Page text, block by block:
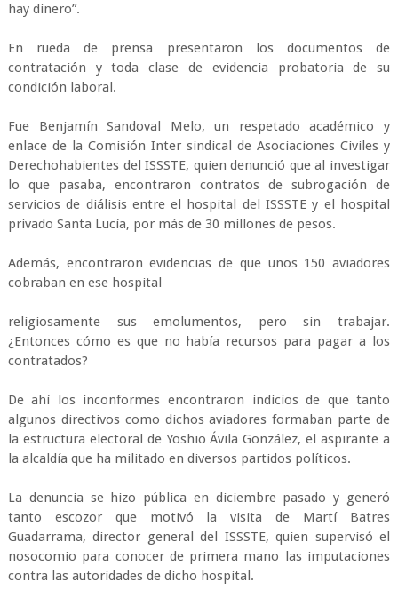
hay dinero”.
En rueda de prensa presentaron los documentos de
contratación y toda clase de evidencia probatoria de su
condición laboral.
Fue Benjamín Sandoval Melo, un respetado académico y
enlace de la Comisión Inter sindical de Asociaciones Civiles y
Derechohabientes del ISSSTE, quien denunció que al investigar
lo que pasaba, encontraron contratos de subrogación de
servicios de diálisis entre el hospital del ISSSTE y el hospital
privado Santa Lucía, por más de 30 millones de pesos.
Además, encontraron evidencias de que unos 150 aviadores
cobraban en ese hospital
religiosamente sus emolumentos, pero sin trabajar.
¿Entonces cómo es que no había recursos para pagar a los
contratados?
De ahí los inconformes encontraron indicios de que tanto
algunos directivos como dichos aviadores formaban parte de
la estructura electoral de Yoshio Ávila González, el aspirante a
la alcaldía que ha militado en diversos partidos políticos.
La denuncia se hizo pública en diciembre pasado y generó
tanto escozor que motivó la visita de Martí Batres
Guadarrama, director general del ISSSTE, quien supervisó el
nosocomio para conocer de primera mano las imputaciones
contra las autoridades de dicho hospital.